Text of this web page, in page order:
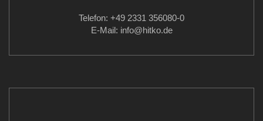
Telefon: +49 2331 356080-0
E-Mail: info@hitko.de